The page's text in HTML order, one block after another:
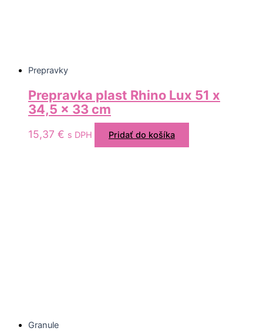
Prepravky
Prepravka plast Rhino Lux 51 x
34,5 x 33 cm
15,37 € s DPH Pridať do košíka
Granule